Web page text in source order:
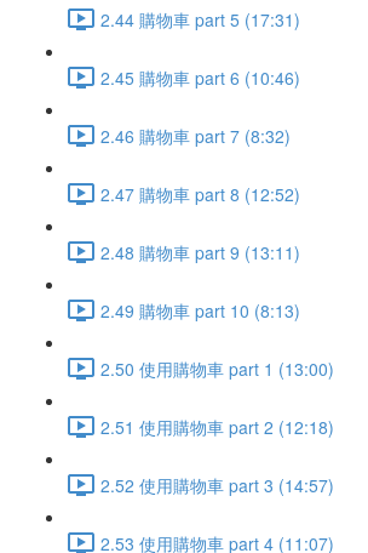
2.44 購物車 part 5 (17:31)
2.45 購物車 part 6 (10:46)
2.46 購物車 part 7 (8:32)
2.47 購物車 part 8 (12:52)
2.48 購物車 part 9 (13:11)
2.49 購物車 part 10 (8:13)
2.50 使用購物車 part 1 (13:00)
2.51 使用購物車 part 2 (12:18)
2.52 使用購物車 part 3 (14:57)
2.53 使用購物車 part 4 (11:07)